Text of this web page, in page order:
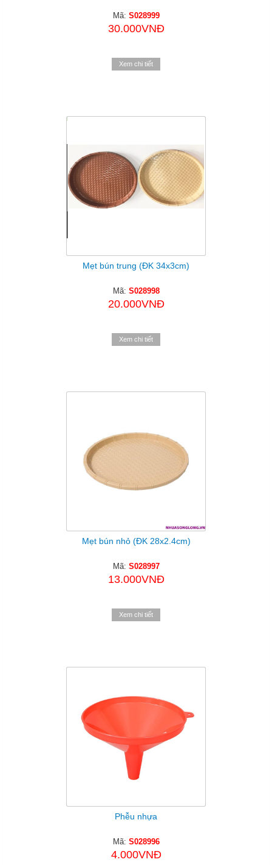
Mã: S028999
30.000VNĐ
Xem chi tiết
Mẹt bún trung (ĐK 34x3cm)
Mã: S028998
20.000VNĐ
Xem chi tiết
Mẹt bún nhỏ (ĐK 28x2.4cm)
Mã: S028997
13.000VNĐ
Xem chi tiết
Phễu nhựa
Mã: S028996
4.000VNĐ